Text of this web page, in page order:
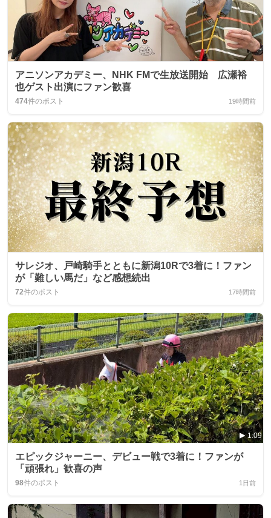
アニソンアカデミー、NHK FMで生放送開始 広瀬裕
也ゲスト出演にファン歓喜
474件のポスト 19時間前
サレジオ、戸崎騎手とともに新潟10Rで3着に！ファン
が「難しい馬だ」など感想続出
72件のポスト 17時間前
1:09
エピックジャーニー、デビュー戦で3着に！ファンが
「頑張れ」歓喜の声
98件のポスト 1日前